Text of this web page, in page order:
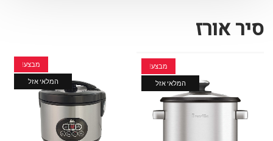
סיר אורז
מבצע!
המלאי אזל
מבצע!
המלאי אזל